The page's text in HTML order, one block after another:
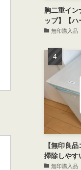
胸二重イン
ップ】【ハ
無印購入品
【無印良
掃除しやす
無印購入品